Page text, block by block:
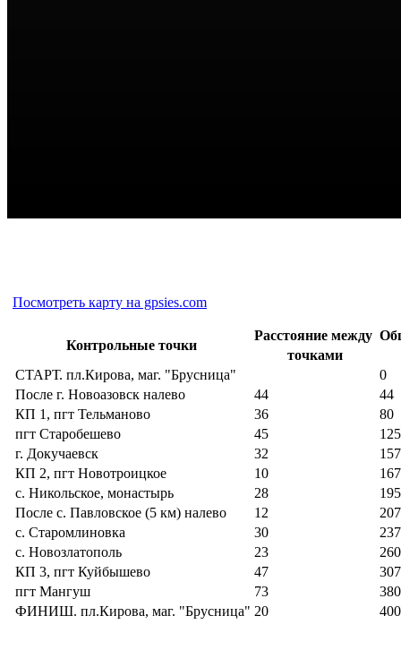
Посмотреть карту на gpsies.com
Контрольные точки
Расстояние между
точками
СТАРТ. пл.Кирова, маг. "Брусница"
0
После г. Новоазовск налево
44
44
КП 1, пгт Тельманово
36
80
пгт Старобешево
45
125
г. Докучаевск
32
157
КП 2, пгт Новотроицкое
10
167
с. Никольское, монастырь
28
195
После с. Павловское (5 км) налево
12
207
с. Старомлиновка
30
237
с. Новозлатополь
23
260
КП 3, пгт Куйбышево
47
307
пгт Мангуш
73
380
ФИНИШ. пл.Кирова, маг. "Брусница" 20 400